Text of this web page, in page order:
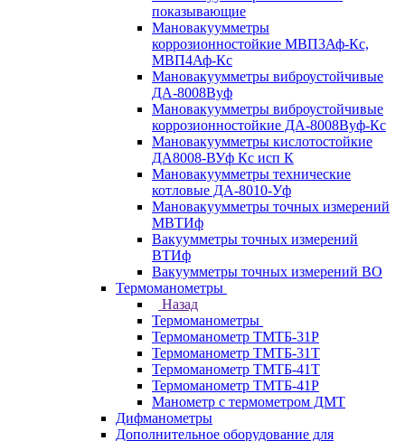
показывающие
Мановакуумметры
коррозионностойкие МВП3Аф-Кс,
МВП4Аф-Кс
Мановакуумметры виброустойчивые
ДА-8008Вуф
Мановакуумметры виброустойчивые
коррозионностойкие ДА-8008Вуф-Кс
Мановакуумметры кислотостойкие
ДА8008-ВУф Кс исп К
Мановакуумметры технические
котловые ДА-8010-Уф
Мановакуумметры точных измерений
МВТИф
Вакуумметры точных измерений
ВТИф
Вакуумметры точных измерений ВО
Термоманометры
Назад
Термоманометры
Термоманометр ТМТБ-31Р
Термоманометр ТМТБ-31Т
Термоманометр ТМТБ-41Т
Термоманометр ТМТБ-41Р
Манометр с термометром ДМТ
Дифманометры
Дополнительное оборудование для